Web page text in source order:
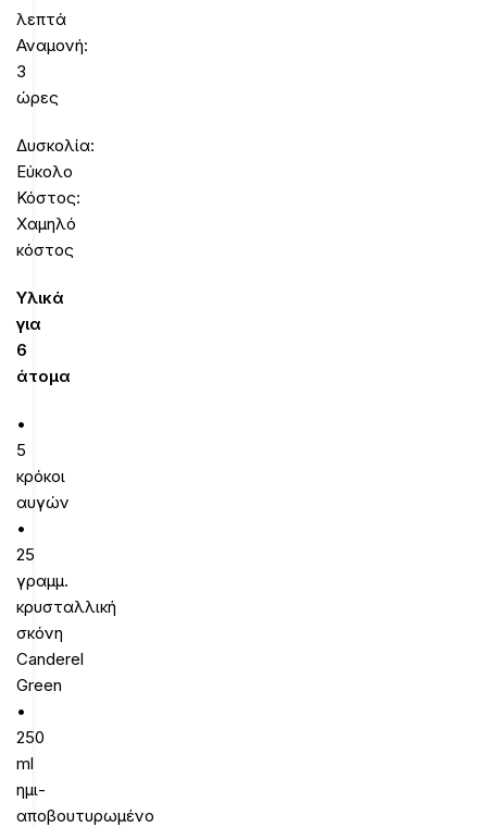
λεπτά
Αναμονή:
3
ώρες
Δυσκολία:
Εύκολο
Κόστος:
Χαμηλό
κόστος
Υλικά
για
6
άτομα
•
5
κρόκοι
αυγών
•
25
γραμμ.
κρυσταλλική
σκόνη
Canderel
Green
•
250
ml
ημι-
αποβουτυρωμένο